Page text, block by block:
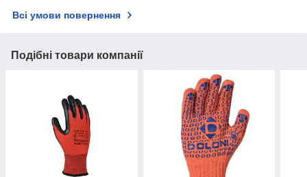
Всі умови повернення
Подібні товари компанії